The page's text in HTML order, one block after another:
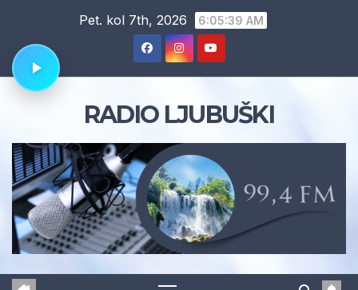
content
Pet. kol 7th, 2026 6:05:40 AM
RADIO LJUBUŠKI